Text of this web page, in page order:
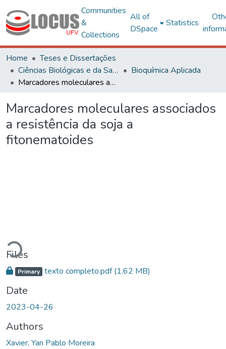
Communities
&
Collections
All of
DSpace
Statistics
Home
Teses e Dissertações
Ciências Biológicas e da Saúde
Bioquímica Aplicada
Marcadores moleculares associados a resistência da soja a fitonematoides
Marcadores moleculares associados
a resistência da soja a
fitonematoides
Loading...
Files
Primary texto completo.pdf(1.62 MB)
Date
2023-04-26
Authors
Xavier, Yan Pablo Moreira